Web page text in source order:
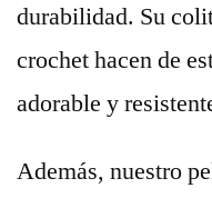
durabilidad. Su
crochet hacen de
adorable y
Además, nuestro